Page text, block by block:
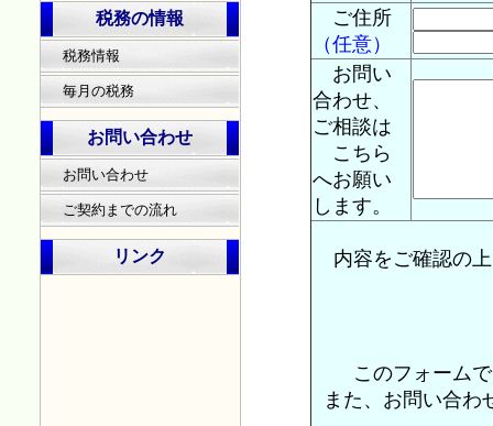
ご住所
（任意）
お問い
合わせ、
ご相談は
こちら
へお願い
します。
内容をご確認の
このフォーム
また、お問い合わ
税務の情報
税務情報
毎月の税務
お問い合わせ
お問い合わせ
ご契約までの流れ
リンク